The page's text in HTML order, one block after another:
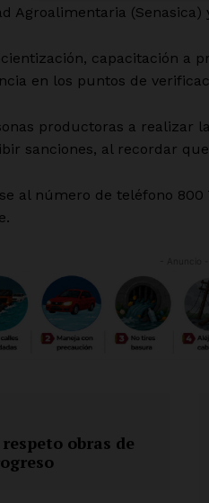
Agroalimentaria
capacitación a
en los puntos de
productoras a realizar
sanciones, al recordar
al número de teléfono 800
obras de